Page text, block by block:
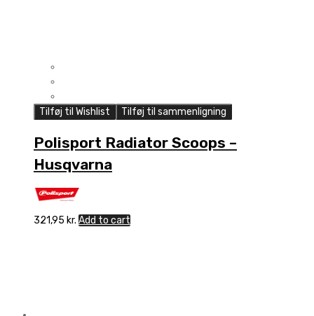
Tilføj til Wishlist Tilføj til sammenligning
Polisport Radiator Scoops –
Husqvarna
321,95 kr. Add to cart